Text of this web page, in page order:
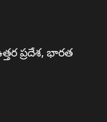
ప్రదేశ, భారత